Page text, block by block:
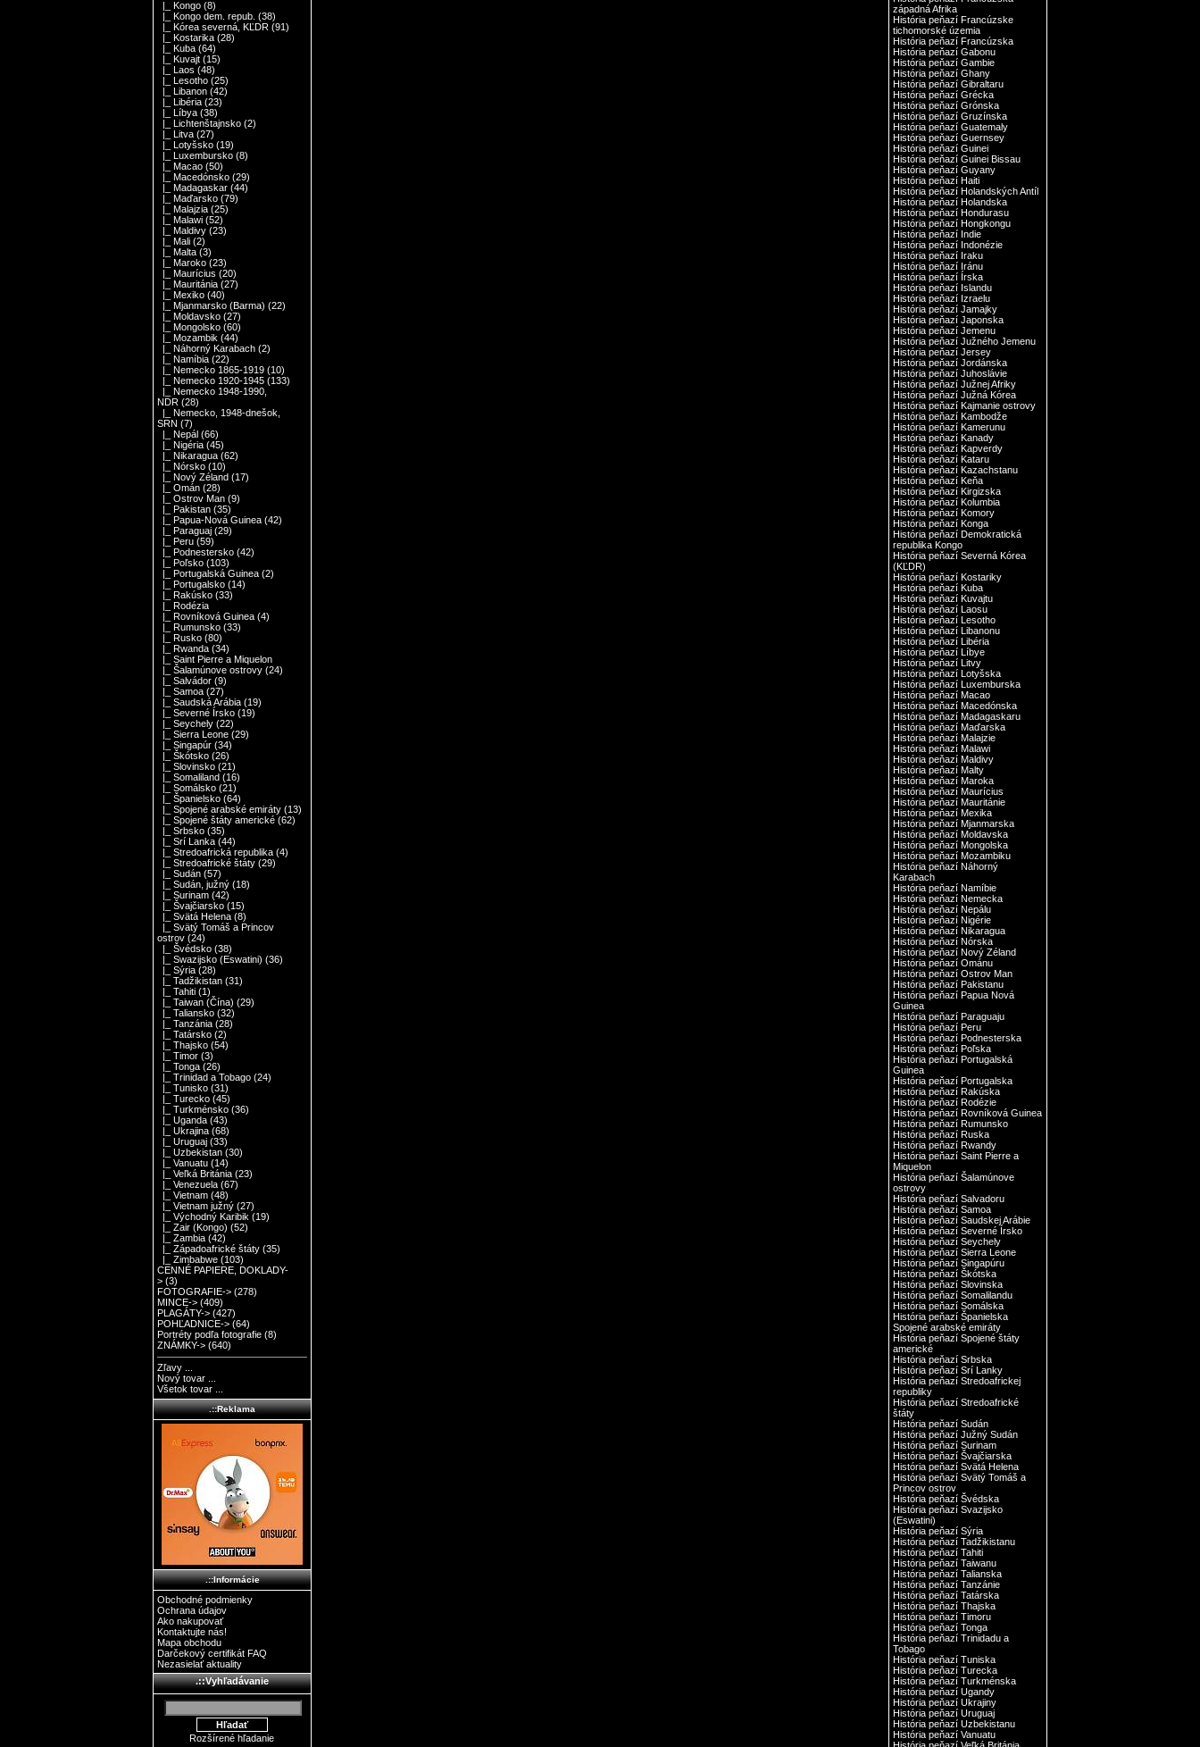
|_ Kongo (8)
|_ Kongo dem. repub. (38)
|_ Kórea severná, KĽDR (91)
|_ Kostarika (28)
|_ Kuba (64)
|_ Kuvajt (15)
|_ Laos (48)
|_ Lesotho (25)
|_ Libanon (42)
|_ Libéria (23)
|_ Líbya (38)
|_ Lichtenštajnsko (2)
|_ Litva (27)
|_ Lotyšsko (19)
|_ Luxembursko (8)
|_ Macao (50)
|_ Macedónsko (29)
|_ Madagaskar (44)
|_ Maďarsko (79)
|_ Malajzia (25)
|_ Malawi (52)
|_ Maldivy (23)
|_ Mali (2)
|_ Malta (3)
|_ Maroko (23)
|_ Maurícius (20)
|_ Mauritánia (27)
|_ Mexiko (40)
|_ Mjanmarsko (Barma) (22)
|_ Moldavsko (27)
|_ Mongolsko (60)
|_ Mozambik (44)
|_ Náhorný Karabach (2)
|_ Namíbia (22)
|_ Nemecko 1865-1919 (10)
|_ Nemecko 1920-1945 (133)
|_ Nemecko 1948-1990,
NDR (28)
|_ Nemecko, 1948-dnešok,
SRN (7)
|_ Nepál (66)
|_ Nigéria (45)
|_ Nikaragua (62)
|_ Nórsko (10)
|_ Nový Zéland (17)
|_ Omán (28)
|_ Ostrov Man (9)
|_ Pakistan (35)
|_ Papua-Nová Guinea (42)
|_ Paraguaj (29)
|_ Peru (59)
|_ Podnestersko (42)
|_ Poľsko (103)
|_ Portugalská Guinea (2)
|_ Portugalsko (14)
|_ Rakúsko (33)
|_ Rodézia
|_ Rovníková Guinea (4)
|_ Rumunsko (33)
|_ Rusko (80)
|_ Rwanda (34)
|_ Saint Pierre a Miquelon
|_ Šalamúnove ostrovy (24)
|_ Salvádor (9)
|_ Samoa (27)
|_ Saudská Arábia (19)
|_ Severné Írsko (19)
|_ Seychely (22)
|_ Sierra Leone (29)
|_ Singapúr (34)
|_ Škótsko (26)
|_ Slovinsko (21)
|_ Somaliland (16)
|_ Somálsko (21)
|_ Španielsko (64)
|_ Spojené arabské emiráty (13)
|_ Spojené štáty americké (62)
|_ Srbsko (35)
|_ Srí Lanka (44)
|_ Stredoafrická republika (4)
|_ Stredoafrické štáty (29)
|_ Sudán (57)
|_ Sudán, južný (18)
|_ Surinam (42)
|_ Švajčiarsko (15)
|_ Svätá Helena (8)
|_ Svätý Tomáš a Princov
ostrov (24)
|_ Švédsko (38)
|_ Swazijsko (Eswatini) (36)
|_ Sýria (28)
|_ Tadžikistan (31)
|_ Tahiti (1)
|_ Taiwan (Čína) (29)
|_ Taliansko (32)
|_ Tanzánia (28)
|_ Tatársko (2)
|_ Thajsko (54)
|_ Timor (3)
|_ Tonga (26)
|_ Trinidad a Tobago (24)
|_ Tunisko (31)
|_ Turecko (45)
|_ Turkménsko (36)
|_ Uganda (43)
|_ Ukrajina (68)
|_ Uruguaj (33)
|_ Uzbekistan (30)
|_ Vanuatu (14)
|_ Veľká Británia (23)
|_ Venezuela (67)
|_ Vietnam (48)
|_ Vietnam južný (27)
|_ Východný Karibik (19)
|_ Zair (Kongo) (52)
|_ Zambia (42)
|_ Západoafrické štáty (35)
|_ Zimbabwe (103)
CENNÉ PAPIERE, DOKLADY-
> (3)
FOTOGRAFIE-> (278)
MINCE-> (409)
PLAGÁTY-> (427)
POHĽADNICE-> (64)
Portréty podľa fotografie (8)
ZNÁMKY-> (640)
Zľavy ...
Nový tovar ...
Všetok tovar ...
.::Reklama
.::Informácie
Obchodné podmienky
Ochrana údajov
Ako nakupovať
Kontaktujte nás!
Mapa obchodu
Darčekový certifikát FAQ
Nezasielať aktuality
.::Vyhľadávanie
Rozšírené hľadanie
západná Afrika
História peňazí Francúzske
tichomorské územia
História peňazí Francúzska
História peňazí Gabonu
História peňazí Gambie
História peňazí Ghany
História peňazí Gibraltaru
História peňazí Grécka
História peňazí Grónska
História peňazí Gruzínska
História peňazí Guatemaly
História peňazí Guernsey
História peňazí Guinei
História peňazí Guinei Bissau
História peňazí Guyany
História peňazí Haiti
História peňazí Holandských Antíl
História peňazí Holandska
História peňazí Hondurasu
História peňazí Hongkongu
História peňazí Indie
História peňazí Indonézie
História peňazí Iraku
História peňazí Iránu
História peňazí Írska
História peňazí Islandu
História peňazí Izraelu
História peňazí Jamajky
História peňazí Japonska
História peňazí Jemenu
História peňazí Južného Jemenu
História peňazí Jersey
História peňazí Jordánska
História peňazí Juhoslávie
História peňazí Južnej Afriky
História peňazí Južná Kórea
História peňazí Kajmanie ostrovy
História peňazí Kambodže
História peňazí Kamerunu
História peňazí Kanady
História peňazí Kapverdy
História peňazí Kataru
História peňazí Kazachstanu
História peňazí Keňa
História peňazí Kirgizska
História peňazí Kolumbia
História peňazí Komory
História peňazí Konga
História peňazí Demokratická
republika Kongo
História peňazí Severná Kórea
(KĽDR)
História peňazí Kostariky
História peňazí Kuba
História peňazí Kuvajtu
História peňazí Laosu
História peňazí Lesotho
História peňazí Libanonu
História peňazí Libéria
História peňazí Líbye
História peňazí Litvy
História peňazí Lotyšska
História peňazí Luxemburska
História peňazí Macao
História peňazí Macedónska
História peňazí Madagaskaru
História peňazí Maďarska
História peňazí Malajzie
História peňazí Malawi
História peňazí Maldivy
História peňazí Malty
História peňazí Maroka
História peňazí Maurícius
História peňazí Mauritánie
História peňazí Mexika
História peňazí Mjanmarska
História peňazí Moldavska
História peňazí Mongolska
História peňazí Mozambiku
História peňazí Náhorný
Karabach
História peňazí Namíbie
História peňazí Nemecka
História peňazí Nepálu
História peňazí Nigérie
História peňazí Nikaragua
História peňazí Nórska
História peňazí Nový Zéland
História peňazí Ománu
História peňazí Ostrov Man
História peňazí Pakistanu
História peňazí Papua Nová
Guinea
História peňazí Paraguaju
História peňazí Peru
História peňazí Podnesterska
História peňazí Poľska
História peňazí Portugalská
Guinea
História peňazí Portugalska
História peňazí Rakúska
História peňazí Rodézie
História peňazí Rovníková Guinea
História peňazí Rumunsko
História peňazí Ruska
História peňazí Rwandy
História peňazí Saint Pierre a
Miquelon
História peňazí Šalamúnove
ostrovy
História peňazí Salvadoru
História peňazí Samoa
História peňazí Saudskej Arábie
História peňazí Severné Írsko
História peňazí Seychely
História peňazí Sierra Leone
História peňazí Singapúru
História peňazí Škótska
História peňazí Slovinska
História peňazí Somalilandu
História peňazí Somálska
História peňazí Španielska
Spojené arabské emiráty
História peňazí Spojené štáty
americké
História peňazí Srbska
História peňazí Srí Lanky
História peňazí Stredoafrickej
republiky
História peňazí Stredoafrické
štáty
História peňazí Sudán
História peňazí Južný Sudán
História peňazí Surinam
História peňazí Švajčiarska
História peňazí Svätá Helena
História peňazí Svätý Tomáš a
Princov ostrov
História peňazí Švédska
História peňazí Svazijsko
(Eswatini)
História peňazí Sýria
História peňazí Tadžikistanu
História peňazí Tahiti
História peňazí Taiwanu
História peňazí Talianska
História peňazí Tanzánie
História peňazí Tatárska
História peňazí Thajska
História peňazí Timoru
História peňazí Tonga
História peňazí Trinidadu a
Tobago
História peňazí Tuniska
História peňazí Turecka
História peňazí Turkménska
História peňazí Ugandy
História peňazí Ukrajiny
História peňazí Uruguaj
História peňazí Uzbekistanu
História peňazí Vanuatu